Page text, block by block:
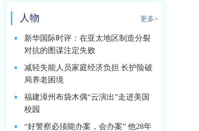
人物 更多>
新华国际时评：在亚太地区制造分裂
对抗的图谋注定失败
减轻失能人员家庭经济负担 长护险破
局养老困境
福建漳州布袋木偶“云演出”走进美国
校园
“好警察必须能办案，会办案” 他28年